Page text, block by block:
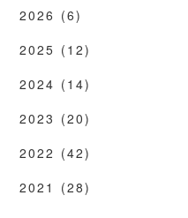
2026 (6)
2025 (12)
2024 (14)
2023 (20)
2022 (42)
2021 (28)